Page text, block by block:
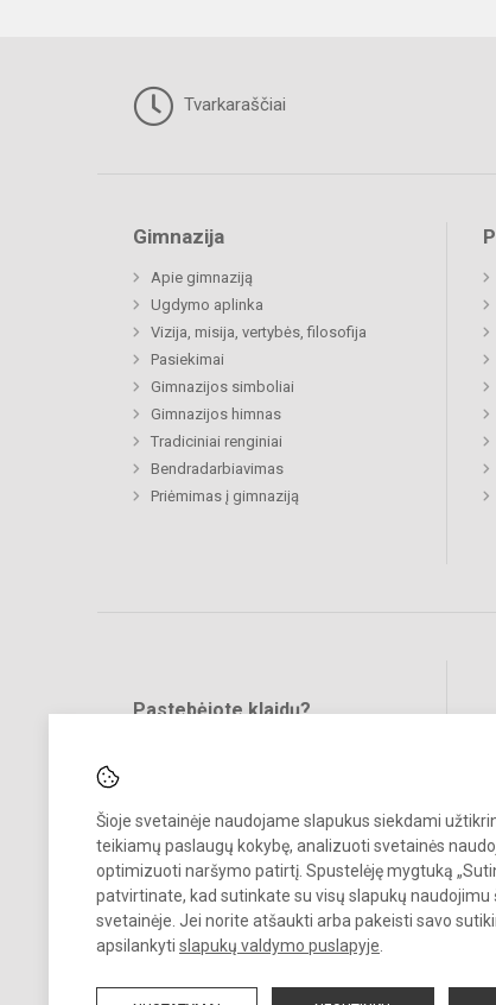
Šioje svetainėje naudojame slapukus siekdami
teikiamų paslaugų kokybę, analizuoti svetainės
optimizuoti naršymo patirtį. Spustelėję mygtuką
patvirtinate, kad sutinkate su visų slapukų naudojimu
svetainėje. Jei norite atšaukti arba pakeisti savo
apsilankyti slapukų valdymo puslapyje
Tvarkaraščiai
Gimnazija
Apie gimnaziją
Ugdymo aplinka
Vizija, misija, vertybės, filosofija
Pasiekimai
Gimnazijos simboliai
Gimnazijos himnas
Tradiciniai renginiai
Bendradarbiavimas
Priėmimas į gimnaziją
Pastebėjote klaidų?
© 2023 Prienų "Žiburio" gimnazija. Visos teisės saugomos.
Kopijuoti turinį be raštiško gimnazijos sutikimo griežtai